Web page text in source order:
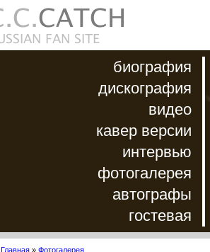
биография
дискография
видео
кавер версии
интервью
фотогалерея
автографы
гостевая
Главная » Фотогалерея